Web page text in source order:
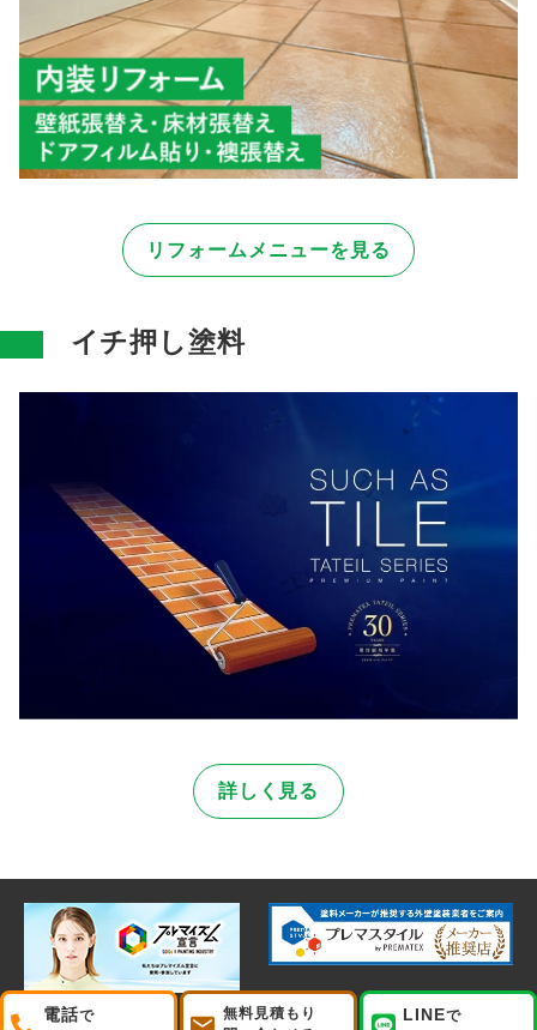
電話で
無料見積もり
LINEで
リフォームメニューを見る
イチ押し塗料
詳しく見る